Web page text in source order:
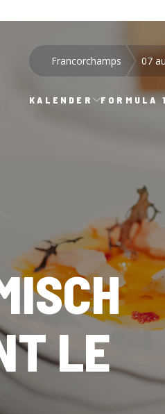
Francorchamps 07
KALENDER FORMULA 1
LE